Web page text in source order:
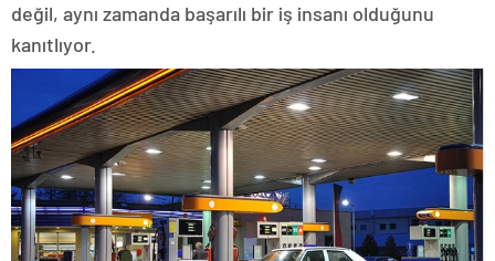
değil, aynı zamanda başarılı bir iş insanı olduğunu
kanıtlıyor.